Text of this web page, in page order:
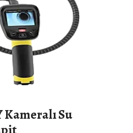
Kameralı Su